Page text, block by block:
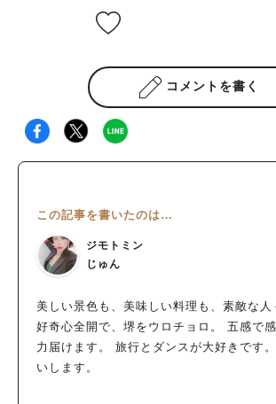
コメントを書く
この記事を書いたのは…
ジモトミン
じゅん
美しい景色も、美味しい料理も、素敵な人
好奇心全開で、堺をウロチョロ。 五感で
力届けます。 旅行とダンスが大好きです
いします。